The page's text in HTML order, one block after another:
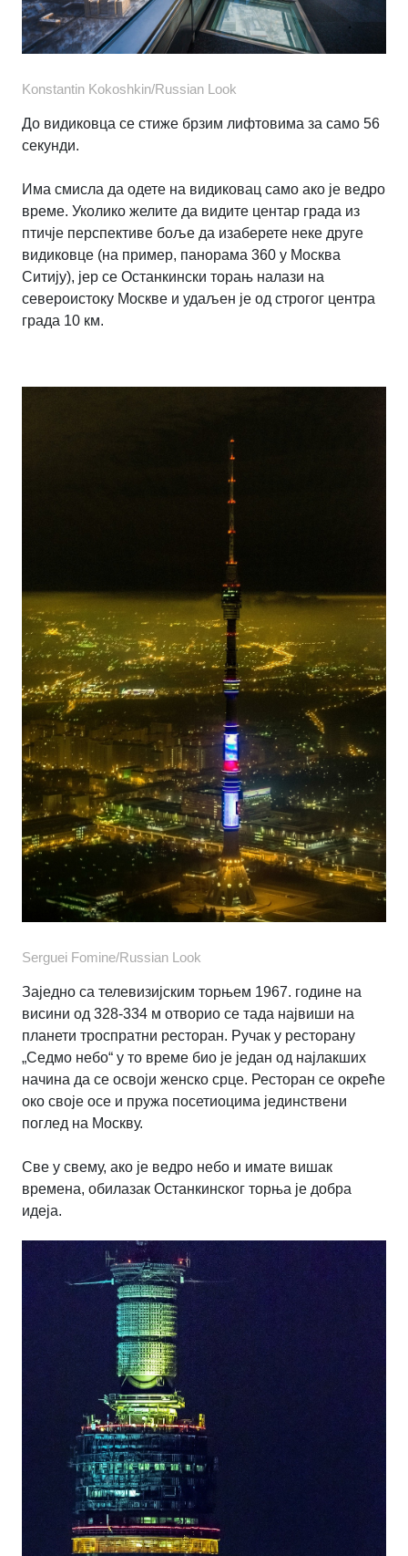
Konstantin Kokoshkin/Russian Look
До видиковца се стиже брзим лифтовима за само 56
секунди.
Има смисла да одете на видиковац само ако је ведро
време. Уколико желите да видите центар града из
птичје перспективе боље да изаберете неке друге
видиковце (на пример, панорама 360 у Москва
Ситију), јер се Останкински торањ налази на
североистоку Москве и удаљен је од строгог центра
града 10 км.
Serguei Fomine/Russian Look
Заједно са телевизијским торњем 1967. године на
висини од 328-334 м отворио се тада највиши на
планети троспратни ресторан. Ручак у ресторану
„Седмо небо“ у то време био је један од најлакших
начина да се освоји женско срце. Ресторан се окреће
око своје осе и пружа посетиоцима јединствени
поглед на Москву.
Све у свему, ако је ведро небо и имате вишак
времена, обилазак Останкинског торња је добра
идеја.